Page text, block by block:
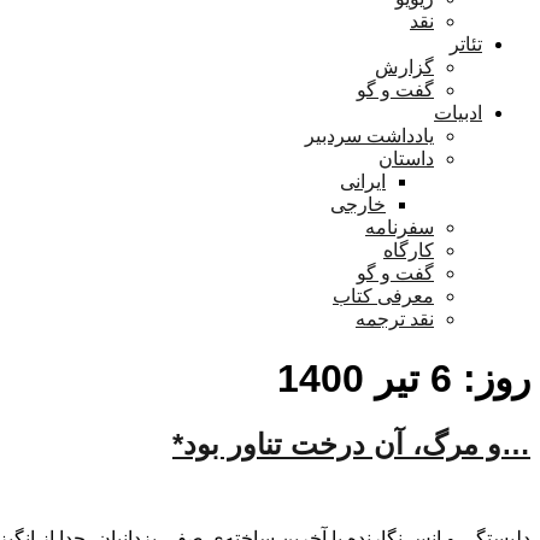
نقد
تئاتر
گزارش
گفت و گو
ادبیات
یادداشت سردبیر
داستان
ایرانی
خارجی
سفرنامه
کارگاه
گفت و گو
معرفی کتاب
نقد ترجمه
روز: 6 تیر 1400
…و مرگ، آن درخت تناور بود*